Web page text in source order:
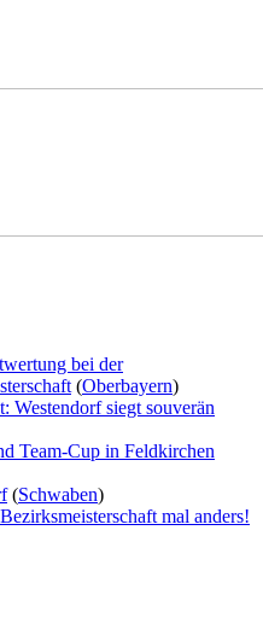
bei der
(Oberbayern)
Westendorf siegt souverän
Team-Cup in Feldkirchen
(Schwaben)
mal anders!